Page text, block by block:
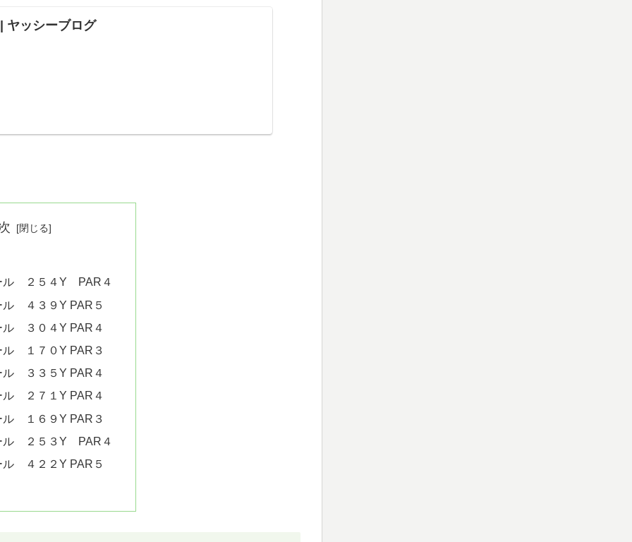
ヤッシーブログ
ル ２５４Y PAR４
ル ４３９Y PAR５
ル ３０４Y PAR４
ル １７０Y PAR３
ル ３３５Y PAR４
ル ２７１Y PAR４
ル １６９Y PAR３
ル ２５３Y PAR４
ル ４２２Y PAR５